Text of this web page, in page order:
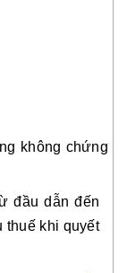
không chứng
đầu dẫn đến
thuế khi quyết